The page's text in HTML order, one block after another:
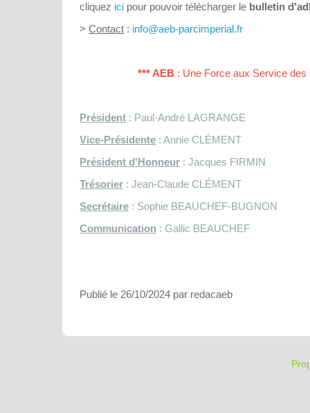
cliquez ici pour pouvoir télécharger le bulletin
> Contact : info@aeb-parcimperial.fr
*** AEB : Une Force aux Service des
Président : Paul-André LAGRANGE
Vice-Présidente : Annie CLÉMENT
Président d'Honneur : Jacques FIRMIN
Trésorier : Jean-Claude CLÉMENT
Secrétaire : Sophie BEAUCHEF-BUGNON
Communication : Gallic BEAUCHEF
Publié le 26/10/2024 par redacaeb